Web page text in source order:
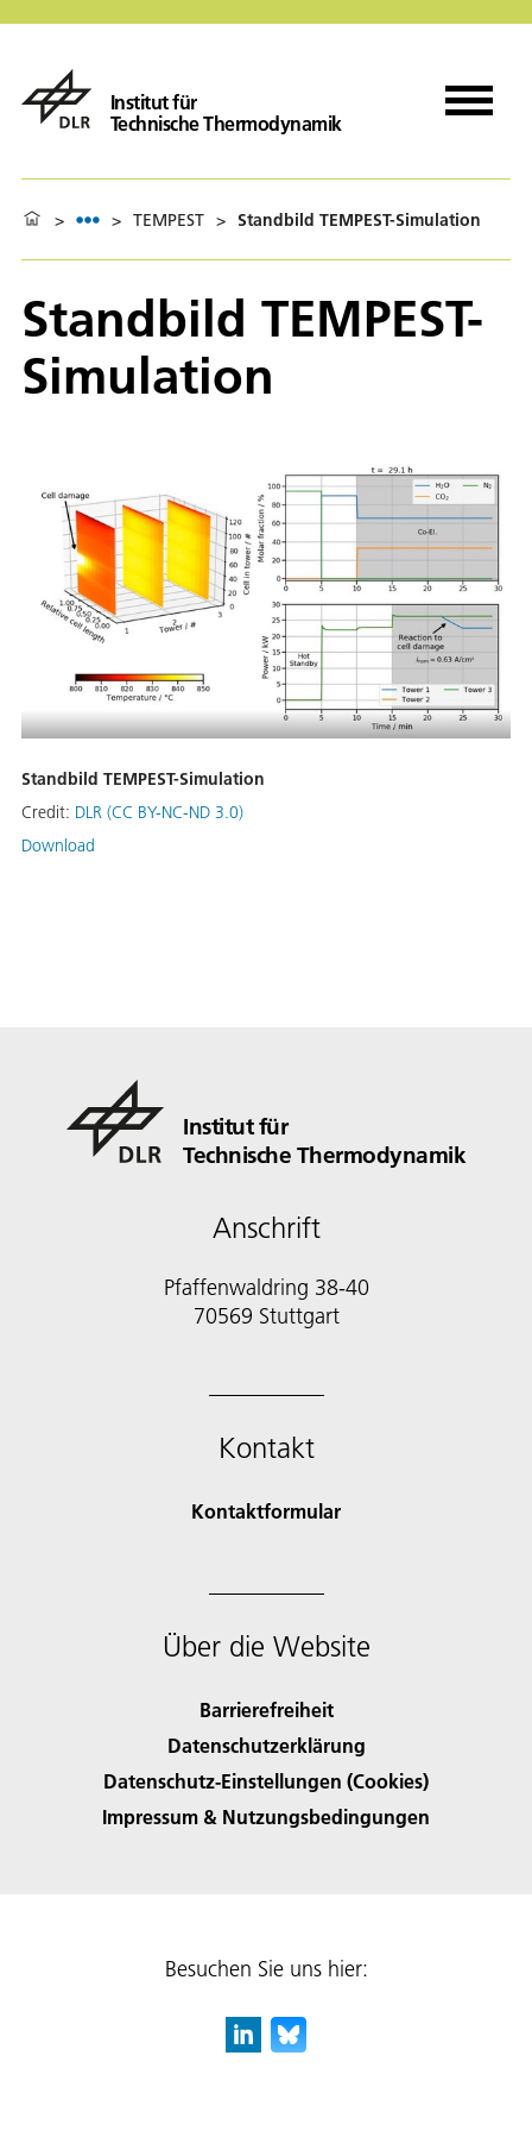
Institut für
Technische Thermodynamik
> > TEMPEST > Standbild TEMPEST-Simulation
Standbild TEMPEST-
Simulation
Standbild TEMPEST-Simulation
Credit: DLR (CC BY-NC-ND 3.0)
Download
Institut für
Technische Thermodynamik
Anschrift
Pfaffenwaldring 38-40
70569 Stuttgart
Kontakt
Kontaktformular
Über die Website
Barrierefreiheit
Datenschutzerklärung
Datenschutz-Einstellungen (Cookies)
Impressum & Nutzungsbedingungen
Besuchen Sie uns hier: